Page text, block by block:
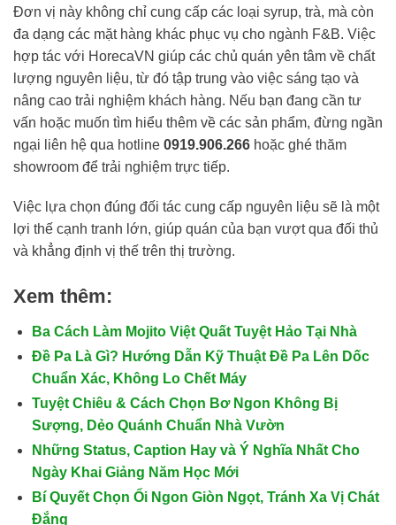
Đơn vị này không chỉ cung cấp các loại syrup, trà, mà còn
đa dạng các mặt hàng khác phục vụ cho ngành F&B. Việc
hợp tác với HorecaVN giúp các chủ quán yên tâm về chất
lượng nguyên liệu, từ đó tập trung vào việc sáng tạo và
nâng cao trải nghiệm khách hàng. Nếu bạn đang cần tư
vấn hoặc muốn tìm hiểu thêm về các sản phẩm, đừng ngần
ngại liên hệ qua hotline 0919.906.266 hoặc ghé thăm
showroom để trải nghiệm trực tiếp.
Việc lựa chọn đúng đối tác cung cấp nguyên liệu sẽ là một
lợi thế cạnh tranh lớn, giúp quán của bạn vượt qua đối thủ
và khẳng định vị thế trên thị trường.
Xem thêm:
Ba Cách Làm Mojito Việt Quất Tuyệt Hảo Tại Nhà
Đề Pa Là Gì? Hướng Dẫn Kỹ Thuật Đề Pa Lên Dốc
Chuẩn Xác, Không Lo Chết Máy
Tuyệt Chiêu & Cách Chọn Bơ Ngon Không Bị
Sượng, Dẻo Quánh Chuẩn Nhà Vườn
Những Status, Caption Hay và Ý Nghĩa Nhất Cho
Ngày Khai Giảng Năm Học Mới
Bí Quyết Chọn Ổi Ngon Giòn Ngọt, Tránh Xa Vị Chát
Đắng